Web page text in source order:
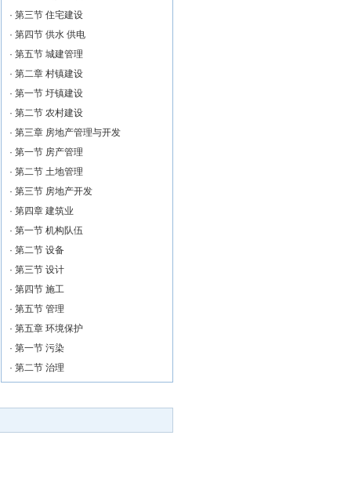
· 第三节 住宅建设
· 第四节 供水 供电
· 第五节 城建管理
· 第二章 村镇建设
· 第一节 圩镇建设
· 第二节 农村建设
· 第三章 房地产管理与开发
· 第一节 房产管理
· 第二节 土地管理
· 第三节 房地产开发
· 第四章 建筑业
· 第一节 机构队伍
· 第二节 设备
· 第三节 设计
· 第四节 施工
· 第五节 管理
· 第五章 环境保护
· 第一节 污染
· 第二节 治理